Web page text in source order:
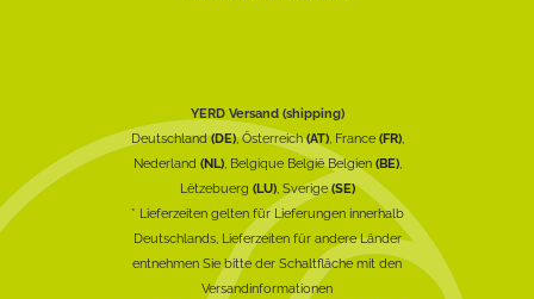
YERD Versand (shipping)
Deutschland(DE), Österreich(AT), France (FR),
Nederland (NL), Belgique België Belgien (BE),
Lëtzebuerg (LU), Sverige(SE)
* Lieferzeiten gelten für Lieferungen innerhalb
Deutschlands, Lieferzeiten für andere Länder
entnehmen Sie bitte der Schaltfläche mit den
Versandinformationen